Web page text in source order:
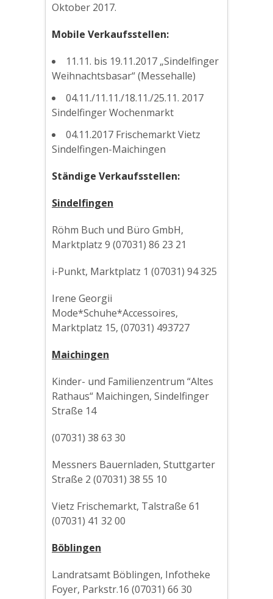
Oktober 2017.
Mobile Verkaufsstellen:
11.11. bis 19.11.2017 „Sindelfinger
Weihnachtsbasar“ (Messehalle)
04.11./11.11./18.11./25.11. 2017
Sindelfinger Wochenmarkt
04.11.2017 Frischemarkt Vietz
Sindelfingen-Maichingen
Ständige Verkaufsstellen:
Sindelfingen
Röhm Buch und Büro GmbH,
Marktplatz 9 (07031) 86 23 21
i-Punkt, Marktplatz 1 (07031) 94 325
Irene Georgii
Mode*Schuhe*Accessoires,
Marktplatz 15, (07031) 493727
Maichingen
Kinder- und Familienzentrum “Altes
Rathaus“ Maichingen, Sindelfinger
Straße 14
(07031) 38 63 30
Messners Bauernladen, Stuttgarter
Straße 2 (07031) 38 55 10
Vietz Frischemarkt, Talstraße 61
(07031) 41 32 00
Böblingen
Landratsamt Böblingen, Infotheke
Foyer, Parkstr.16 (07031) 66 30